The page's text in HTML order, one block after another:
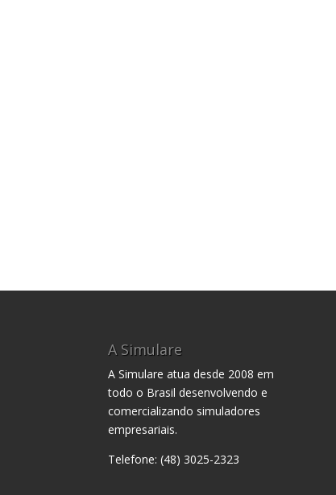
A Simulare
A Simulare atua desde 2008 em
todo o Brasil desenvolvendo e
comercializando simuladores
empresariais.
Telefone: (48) 3025-2323